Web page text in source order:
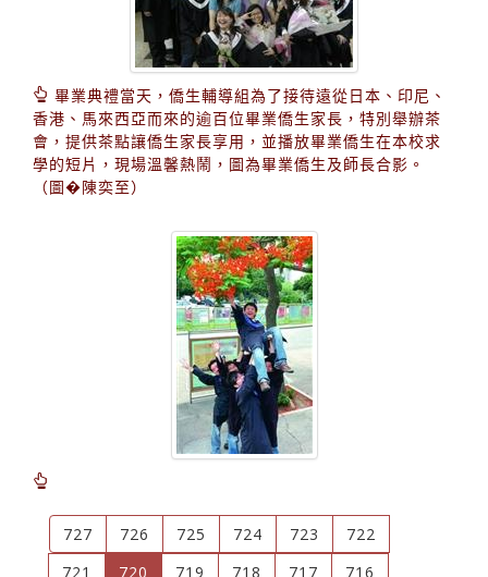
畢業典禮當天，僑生輔導組為了接待遠從日本、印尼、
香港、馬來西亞而來的逾百位畢業僑生家長，特別舉辦茶
會，提供茶點讓僑生家長享用，並播放畢業僑生在本校求
學的短片，現場溫馨熱鬧，圖為畢業僑生及師長合影。
（圖�陳奕至）
727 726 725 724 723
722
721
720 (current)
719 718 717 716